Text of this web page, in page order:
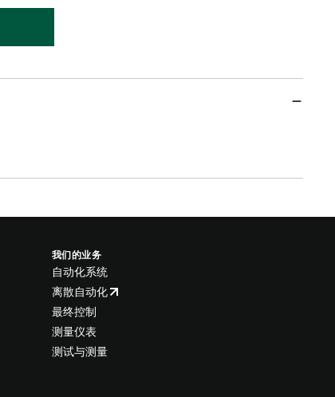
我们的业务
自动化系统
离散自动化
最终控制
测量仪表
测试与测量